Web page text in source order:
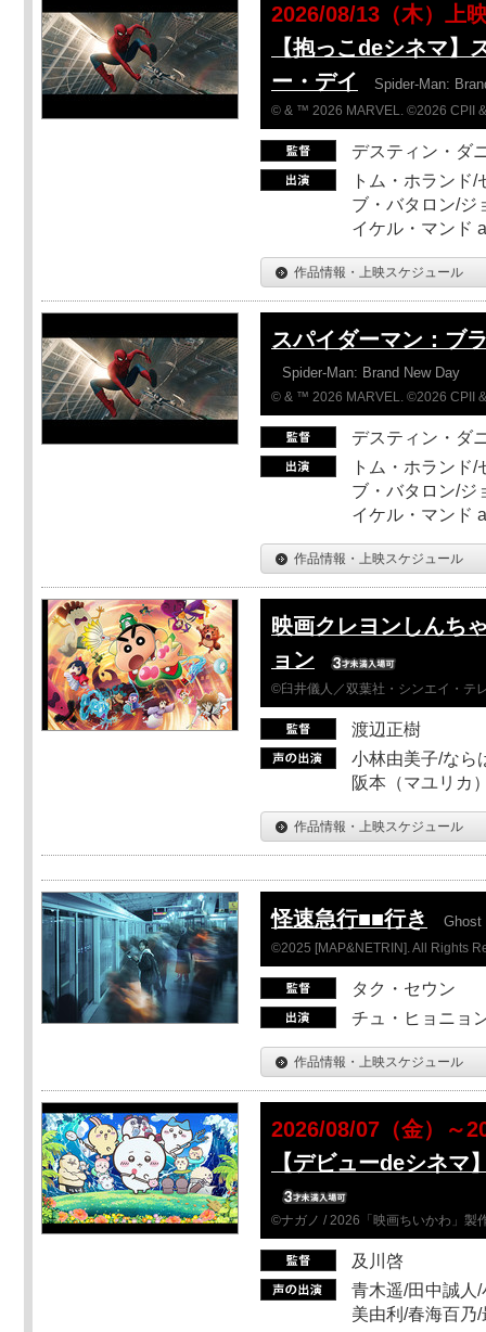
2026/08/13（木）上
【抱っこdeシネマ】
ー・デイ
Spider-Man:
© & ™ 2026 MARVEL. ©2026 CPII
デスティン・ダ
トム・ホランド
ブ・バタロン/ジ
イケル・マンド
作品情報・上映スケジュール
スパイダーマン：ブ
Spider-Man: Brand New Day
© & ™ 2026 MARVEL. ©2026 CPII
デスティン・ダ
トム・ホランド
ブ・バタロン/ジ
イケル・マンド
作品情報・上映スケジュール
映画クレヨンしんち
ョン
©臼井儀人／双葉社・シンエイ・テ
渡辺正樹
小林由美子/なら
阪本（マユリカ
作品情報・上映スケジュール
怪速急行■■行き Ghost
©2025 [MAP&NETRIN]. All Rights
タク・セウン
チュ・ヒョニョ
作品情報・上映スケジュール
2026/08/07（金）～
【デビューdeシネマ
©ナガノ / 2026「映画ちいかわ」製
及川啓
青木遥/田中誠人
美由利/春海百乃